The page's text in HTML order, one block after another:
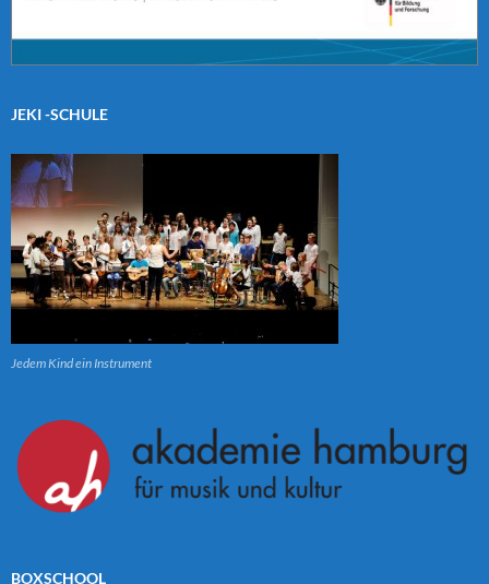
JEKI -SCHULE
Jedem Kind ein Instrument
BOXSCHOOL